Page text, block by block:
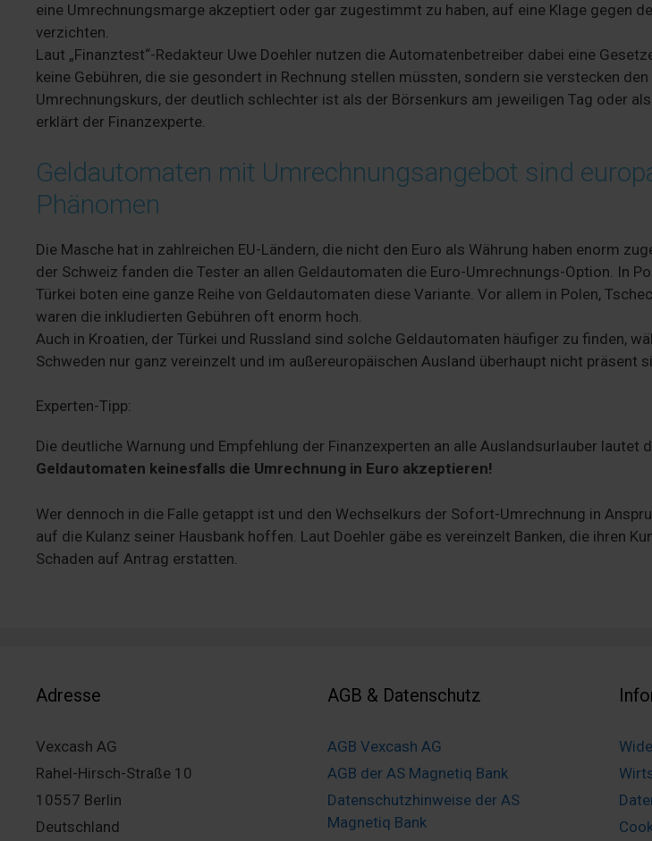
eine Umrechnungsmarge akzeptiert oder gar zugestimmt zu haben, auf eine Klage gegen
verzichten.
Laut „Finanztest“-Redakteur Uwe Doehler nutzen die Automatenbetreiber dabei eine
keine Gebühren, die sie gesondert in Rechnung stellen müssten, sondern sie verstecken
Umrechnungskurs, der deutlich schlechter ist als der Börsenkurs am jeweiligen Tag oder als
erklärt der Finanzexperte.
Geldautomaten mit Umrechnungsangebot sind
Phänomen
Die Masche hat in zahlreichen EU-Ländern, die nicht den Euro als Währung haben enorm
der Schweiz fanden die Tester an allen Geldautomaten die Euro-Umrechnungs-Option. In
Türkei boten eine ganze Reihe von Geldautomaten diese Variante. Vor allem in Polen,
waren die inkludierten Gebühren oft enorm hoch.
Auch in Kroatien, der Türkei und Russland sind solche Geldautomaten häufiger zu finden,
Schweden nur ganz vereinzelt und im außereuropäischen Ausland überhaupt nicht präsent
Experten-Tipp:
Die deutliche Warnung und Empfehlung der Finanzexperten an alle Auslandsurlauber lautet
Geldautomaten keinesfalls die Umrechnung in Euro akzeptieren!
Wer dennoch in die Falle getappt ist und den Wechselkurs der Sofort-Umrechnung in
auf die Kulanz seiner Hausbank hoffen. Laut Doehler gäbe es vereinzelt Banken, die ihren
Schaden auf Antrag erstatten.
Adresse
Vexcash AG
Rahel-Hirsch-Straße 10
10557 Berlin
Deutschland
AGB & Datenschutz
AGB Vexcash AG
AGB der AS Magnetiq Bank
Datenschutzhinweise der AS
Magnetiq Bank